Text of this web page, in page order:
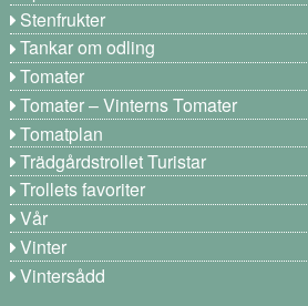
Stenfrukter
Tankar om odling
Tomater
Tomater – Vinterns Tomater
Tomatplan
Trädgårdstrollet Turistar
Trollets favoriter
Vår
Vinter
Vintersådd